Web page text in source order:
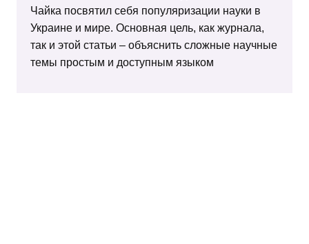
Чайка посвятил себя популяризации науки в
Украине и мире. Основная цель, как журнала,
так и этой статьи – объяснить сложные научные
темы простым и доступным языком